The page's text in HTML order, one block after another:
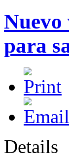
para
Details